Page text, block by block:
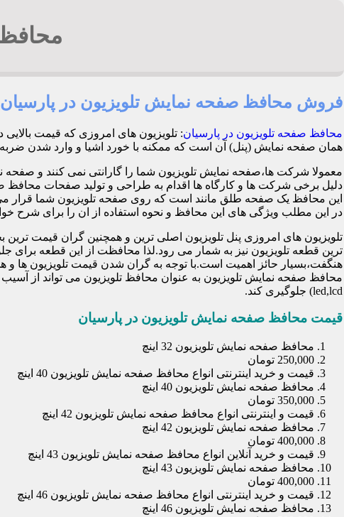
فروش محافظ صفحه نمایش تلویزیون در پارسیان
محافظ صفحه تلویزیون در پارسیان: تلویزیون های امروزی که قیمت
همان صفحه نمایش (پنل) آن است که ممکنه با خورد اشیا و وارد شدن ضربه هنگام بازی
معمولا شرکت ها،صفحه نمایش تلویزیون شما را گارانتی نمی کنند و صفحه
این محافظ یک صفحه طلق مانند است که روی صفحه تلویزیون شما قرار
در این مطلب ویژگی های این محافظ و نحوه استفاده از ان را برای شرح
تلویزیون های امروزی پنل تلویزیون اصلی ترین و همچنین گران قیمت
ترین قطعه تلویزیون نیز به شمار می رود.لذا محافظت از این قطعه برای
هنگفت،بسیار حائز اهمیت است.با توجه به گران شدن قیمت تلویزیون ها و
محافظ صفحه نمایش تلویزیون به عنوان محافظ تلویزیون می تواند از
led,lcd) جلوگیری کند.
قیمت محافظ صفحه نمایش تلویزیون در پارسیان
محافظ صفحه نمایش تلویزیون 32 اینچ
250,000 تومان
قیمت و خرید اینترنتی انواع محافظ صفحه نمایش تلویزیون 40 اینچ
محافظ صفحه نمایش تلویزیون 40 اینچ
350,000 تومان
قیمت و اینترنتی انواع محافظ صفحه نمایش تلویزیون 42 اینچ
محافظ صفحه نمایش تلویزیون 42 اینچ
400,000 تومان
قیمت و خرید آنلاین انواع محافظ صفحه نمایش تلویزیون 43 اینچ
محافظ صفحه نمایش تلویزیون 43 اینچ
400,000 تومان
قیمت و خرید اینترنتی انواع محافظ صفحه نمایش تلویزیون 46 اینچ
محافظ صفحه نمایش تلویزیون 46 اینچ